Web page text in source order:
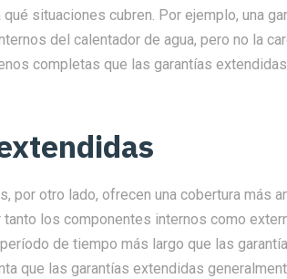
situaciones cubren. Por ejemplo, una
del calentador de agua, pero no la
completas que las garantías
por otro lado, ofrecen una cobertura más
los componentes internos como
de tiempo más largo que las
que las garantías extendidas